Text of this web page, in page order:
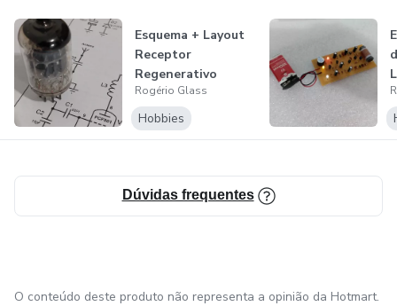
Esquema + Layout
Receptor
Regenerativo
Aviação Válvula
ECF80...
Rogério Glass
Hobbies
Dúvidas frequentes
O conteúdo deste produto não representa a opinião da Hotmart.